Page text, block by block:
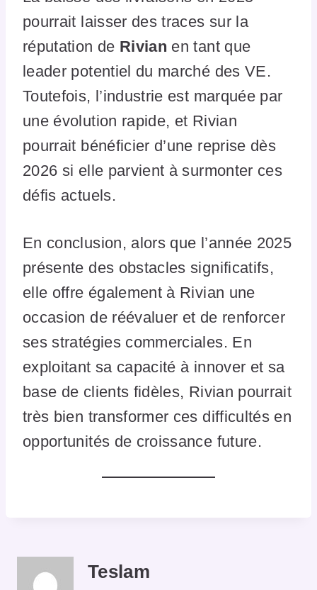
pourrait laisser des traces sur la
réputation de Rivian en tant que
leader potentiel du marché des VE.
Toutefois, l’industrie est marquée par
une évolution rapide, et Rivian
pourrait bénéficier d’une reprise dès
2026 si elle parvient à surmonter ces
défis actuels.
En conclusion, alors que l’année 2025
présente des obstacles significatifs,
elle offre également à Rivian une
occasion de réévaluer et de renforcer
ses stratégies commerciales. En
exploitant sa capacité à innover et sa
base de clients fidèles, Rivian pourrait
très bien transformer ces difficultés en
opportunités de croissance future.
Teslam